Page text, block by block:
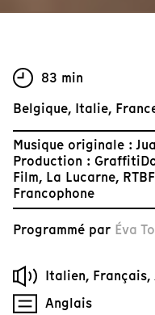
83 min
Belgique, Italie,
Musique originale :
Production :
Film, La Lucarne,
Francophone
Programmé par Éva
Italien, Français,
Anglais